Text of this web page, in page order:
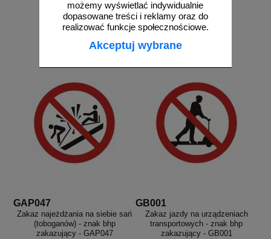
możemy wyświetlać indywidualnie
dopasowane treści i reklamy oraz do
realizować funkcje społecznościowe.
Akceptuj wybrane
od 2,58 zł
2,10 zł netto
do koszyka
od 2,58 zł
2,10 zł netto
GAP047
Zakaz najeżdżania na siebie sań
(toboganów) - znak bhp
zakazujący - GAP047
GB001
Zakaz jazdy na urządzeniach
transportowych - znak bhp
zakazujący - GB001